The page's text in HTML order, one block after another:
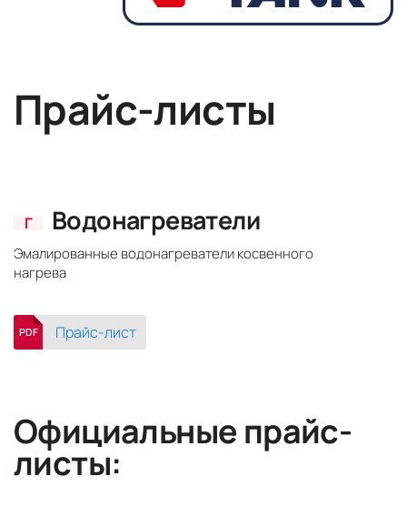
Прайс-листы
Г Водонагреватели
Эмалированные водонагреватели косвенного
нагрева
PDF Прайс-лист
Официальные прайс-
листы: